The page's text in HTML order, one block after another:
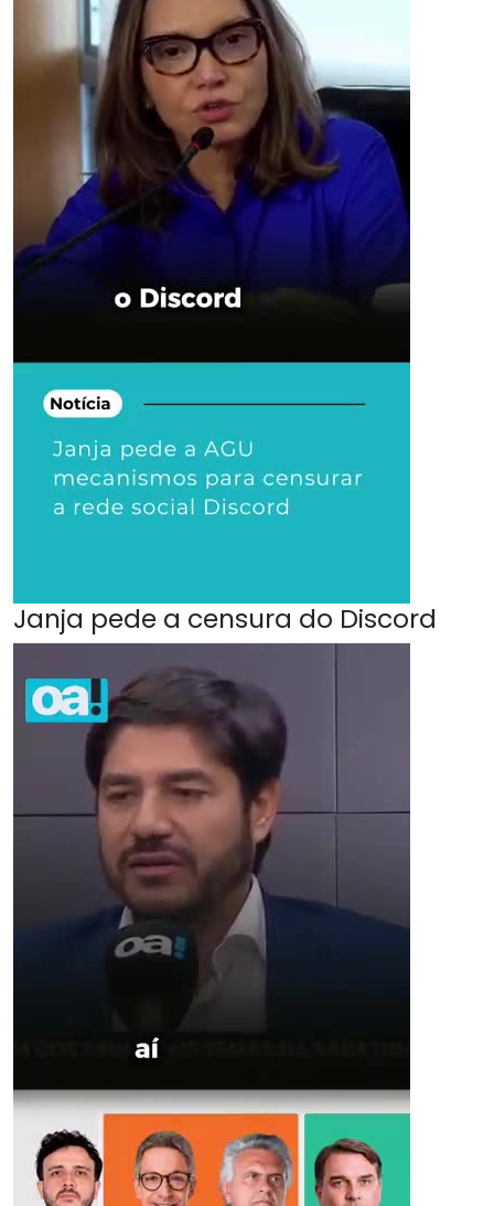
Janja pede a censura do Discord